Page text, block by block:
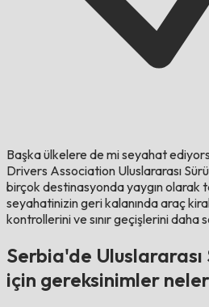
Başka ülkelere de mi seyahat
Drivers Association Uluslararası
birçok destinasyonda yaygın olarak
seyahatinizin geri kalanında araç
kontrollerini ve sınır geçişlerini daha
Serbia'de Uluslararası
için gereksinimler